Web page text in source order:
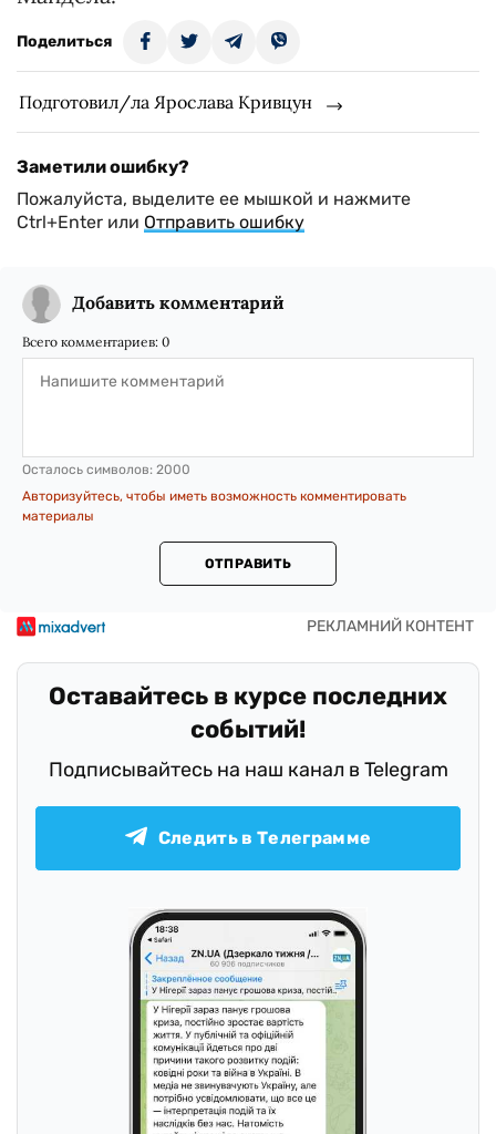
Поделиться
Подготовил/ла Ярослава Кривцун
Заметили ошибку?
Пожалуйста, выделите ее мышкой и нажмите
Ctrl+Enter или Отправить ошибку
Добавить комментарий
Всего комментариев: 0
Осталось символов: 2000
Авторизуйтесь, чтобы иметь возможность комментировать
материалы
ОТПРАВИТЬ
Оставайтесь в курсе последних
событий!
Подписывайтесь на наш канал в Telegram
Следить в Телеграмме